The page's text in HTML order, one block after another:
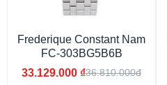
Dây nâu đậm
Frederique Constant Nam
FC-303BG5B6B
33.129.000 ₫36.810.000đ